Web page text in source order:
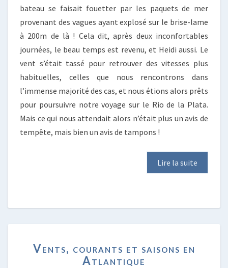
bateau se faisait fouetter par les paquets de mer
provenant des vagues ayant explosé sur le brise-lame
à 200m de là ! Cela dit, après deux inconfortables
journées, le beau temps est revenu, et Heidi aussi. Le
vent s’était tassé pour retrouver des vitesses plus
habituelles, celles que nous rencontrons dans
l’immense majorité des cas, et nous étions alors prêts
pour poursuivre notre voyage sur le Rio de la Plata.
Mais ce qui nous attendait alors n’était plus un avis de
tempête, mais bien un avis de tampons !
Lire la suite
COURANTS
ET
Vents, courants et saisons en
Atlantique